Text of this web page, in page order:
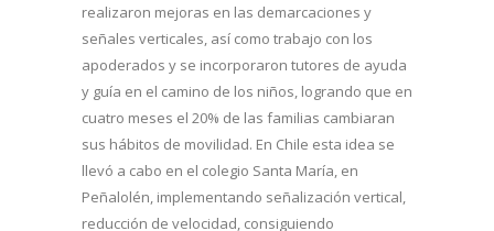
realizaron mejoras en las demarcaciones y
señales verticales, así como trabajo con los
apoderados y se incorporaron tutores de ayuda
y guía en el camino de los niños, logrando que en
cuatro meses el 20% de las familias cambiaran
sus hábitos de movilidad. En Chile esta idea se
llevó a cabo en el colegio Santa María, en
Peñalolén, implementando señalización vertical,
reducción de velocidad, consiguiendo